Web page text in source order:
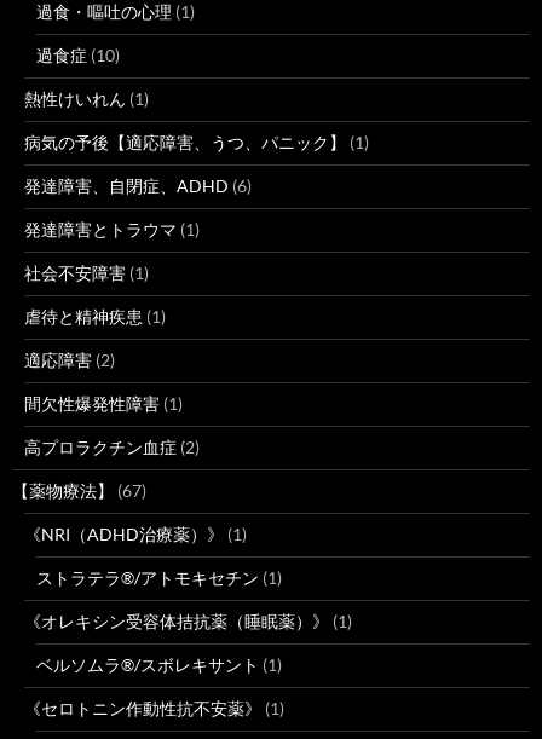
過食・嘔吐の心理 (1)
過食症 (10)
熱性けいれん (1)
病気の予後【適応障害、うつ、パニック】 (1)
発達障害、自閉症、ADHD (6)
発達障害とトラウマ (1)
社会不安障害 (1)
虐待と精神疾患 (1)
適応障害 (2)
間欠性爆発性障害 (1)
高プロラクチン血症 (2)
【薬物療法】 (67)
《NRI（ADHD治療薬）》 (1)
ストラテラ®/アトモキセチン (1)
《オレキシン受容体拮抗薬（睡眠薬）》 (1)
ベルソムラ®/スボレキサント (1)
《セロトニン作動性抗不安薬》 (1)